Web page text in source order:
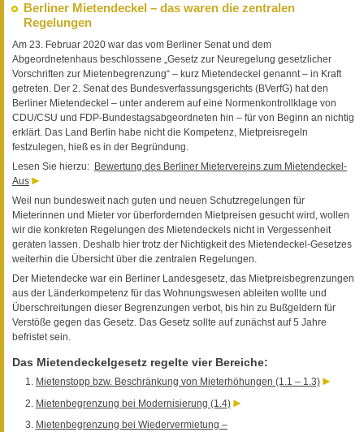
Berliner Mietendeckel – das waren die zentralen
Regelungen
Am 23. Februar 2020 war das vom Berliner Senat und dem
Abgeordnetenhaus beschlossene „Gesetz zur Neuregelung gesetzlicher
Vorschriften zur Mietenbegrenzung“ – kurz Mietendeckel genannt – in Kraft
getreten. Der 2. Senat des Bundesverfassungsgerichts (BVerfG) hat den
Berliner Mietendeckel – unter anderem auf eine Normenkontrollklage von
CDU/CSU und FDP-Bundestagsabgeordneten hin – für von Beginn an nichtig
erklärt. Das Land Berlin habe nicht die Kompetenz, Mietpreisregeln
festzulegen, hieß es in der Begründung.
Lesen Sie hierzu: Bewertung des Berliner Mietervereins zum Mietendeckel-
Aus
Weil nun bundesweit nach guten und neuen Schutzregelungen für
Mieterinnen und Mieter vor überfordernden Mietpreisen gesucht wird, wollen
wir die konkreten Regelungen des Mietendeckels nicht in Vergessenheit
geraten lassen. Deshalb hier trotz der Nichtigkeit des Mietendeckel-Gesetzes
weiterhin die Übersicht über die zentralen Regelungen.
Der Mietendecke war ein Berliner Landesgesetz, das Mietpreisbegrenzungen
aus der Länderkompetenz für das Wohnungswesen ableiten wollte und
Überschreitungen dieser Begrenzungen verbot, bis hin zu Bußgeldern für
Verstöße gegen das Gesetz. Das Gesetz sollte auf zunächst auf 5 Jahre
befristet sein.
Das Mietendeckelgesetz regelte vier Bereiche:
Mietenstopp bzw. Beschränkung von Mieterhöhungen (1.1 – 1.3)
Mietenbegrenzung bei Modernisierung (1.4)
Mietenbegrenzung bei Wiedervermietung –